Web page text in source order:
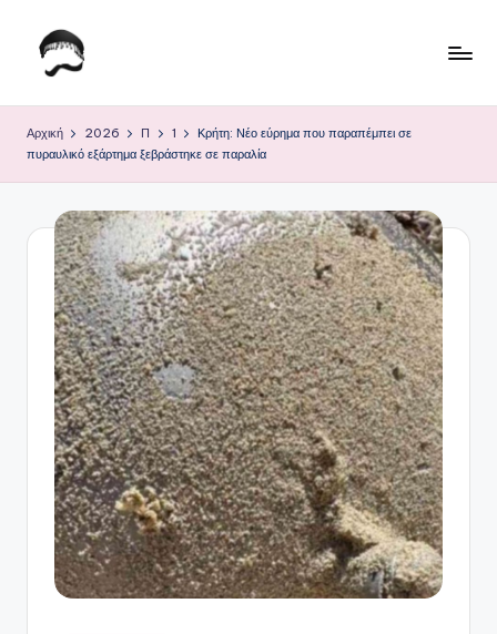
Μετάβαση
ο
Κ
P
o
Αρχική 2026 Π 1
Κρήτη: Νέο εύρημα που παραπέμπει σε
πυραυλικό εξάρτημα ξεβράστηκε σε παραλία